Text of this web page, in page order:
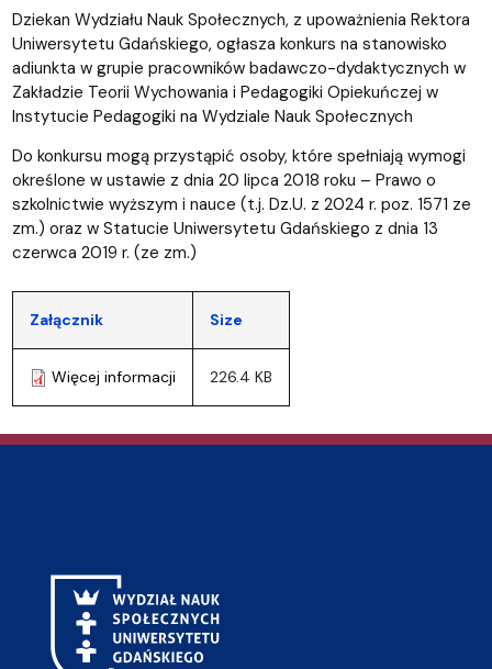
Dziekan Wydziału Nauk Społecznych, z upoważnienia Rektora
Uniwersytetu Gdańskiego, ogłasza konkurs na stanowisko
adiunkta w grupie pracowników badawczo-dydaktycznych w
Zakładzie Teorii Wychowania i Pedagogiki Opiekuńczej w
Instytucie Pedagogiki na Wydziale Nauk Społecznych
Do konkursu mogą przystąpić osoby, które spełniają wymogi
określone w ustawie z dnia 20 lipca 2018 roku – Prawo o
szkolnictwie wyższym i nauce (t.j. Dz.U. z 2024 r. poz. 1571 ze
zm.) oraz w Statucie Uniwersytetu Gdańskiego z dnia 13
czerwca 2019 r. (ze zm.)
Załącznik Size
Więcej informacji 226.4 KB